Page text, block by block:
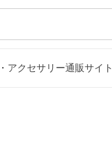
アクセサリー通販サイト